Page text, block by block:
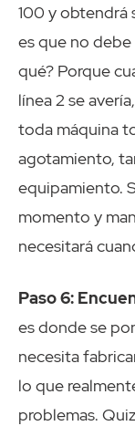
100 y obtendrá
es que no debe
qué? Porque
línea 2 se
toda máquina
agotamiento,
equipamiento.
momento y
necesitará
Paso 6:
es donde se
necesita
lo que
problemas.